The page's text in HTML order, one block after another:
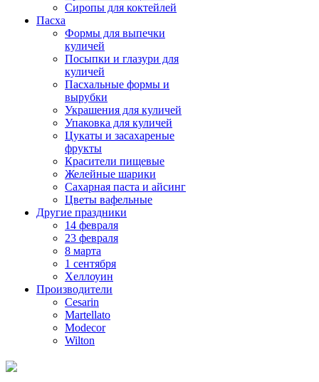
Сиропы для коктейлей
Пасха
Формы для выпечки
куличей
Посыпки и глазури для
куличей
Пасхальные формы и
вырубки
Украшения для куличей
Упаковка для куличей
Цукаты и засахареные
фрукты
Красители пищевые
Желейные шарики
Сахарная паста и айсинг
Цветы вафельные
Другие праздники
14 февраля
23 февраля
8 марта
1 сентября
Хеллоуин
Производители
Cesarin
Martellato
Modecor
Wilton